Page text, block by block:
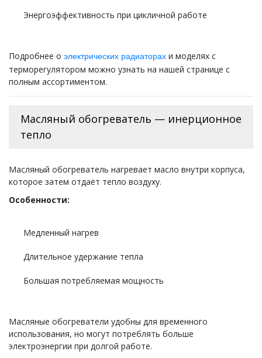
Энергоэффективность при цикличной работе
Подробнее о электрических радиаторах и моделях с
терморегулятором можно узнать на нашей странице с
полным ассортиментом.
Масляный обогреватель — инерционное
тепло
Масляный обогреватель нагревает масло внутри корпуса,
которое затем отдаёт тепло воздуху.
Особенности:
Медленный нагрев
Длительное удержание тепла
Большая потребляемая мощность
Масляные обогреватели удобны для временного
использования, но могут потреблять больше
электроэнергии при долгой работе.